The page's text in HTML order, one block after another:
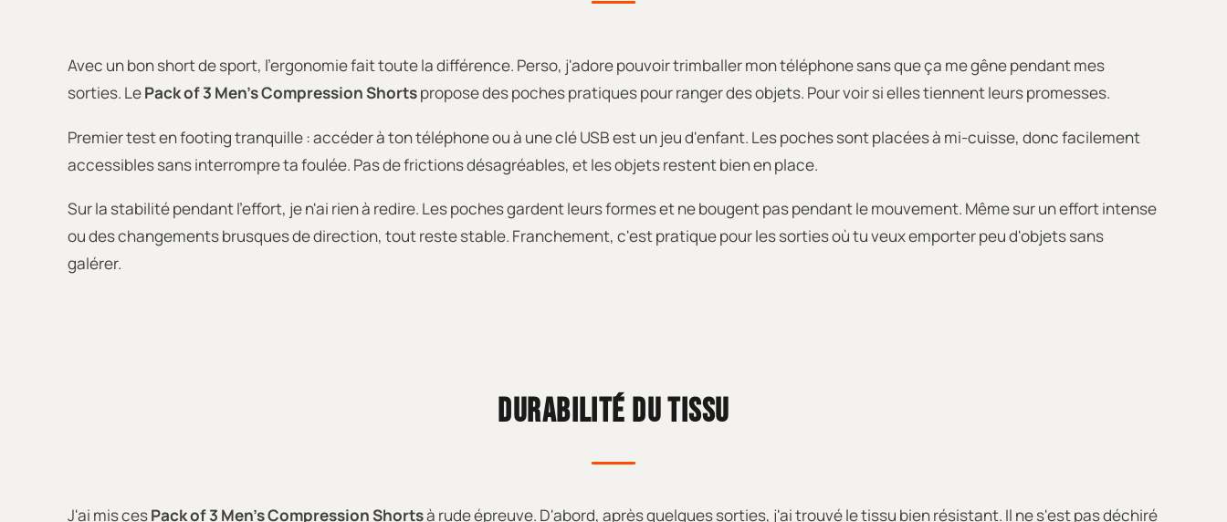
Avec un bon short de sport, l'ergonomie fait toute la différence. Perso, j'adore pouvoir trimballer mon téléphone sans que ça me gêne pendant mes
sorties. LePack of 3 Men's Compression Shortspropose des poches pratiques pour ranger des objets. Pour voir si elles tiennent leurs promesses.
Premier test en footing tranquille : accéder à ton téléphone ou à une clé USB est un jeu d'enfant. Les poches sont placées à mi-cuisse, donc facilement
accessibles sans interrompre ta foulée. Pas de frictions désagréables, et les objets restent bien en place.
Sur la stabilité pendant l'effort, je n'ai rien à redire. Les poches gardent leurs formes et ne bougent pas pendant le mouvement. Même sur un effort intense
ou des changements brusques de direction, tout reste stable. Franchement, c'est pratique pour les sorties où tu veux emporter peu d'objets sans
galérer.
DURABILITÉ DU TISSU
J'ai mis cesPack of 3 Men's Compression Shortsà rude épreuve. D'abord, après quelques sorties, j'ai trouvé le tissu bien résistant. Il ne s'est pas déchiré